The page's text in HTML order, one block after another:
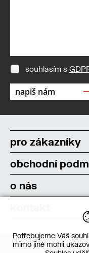
souhlasím s
pro zákazníky
obchodní
o nás
Potřebujeme Váš
mimo jiné mohli